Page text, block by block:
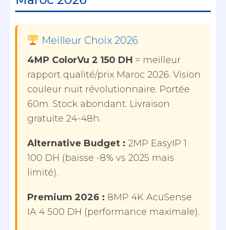
Meilleur Choix 2026
4MP ColorVu 2 150 DH = meilleur
rapport qualité/prix Maroc 2026. Vision
couleur nuit révolutionnaire. Portée
60m. Stock abondant. Livraison
gratuite 24-48h.
Alternative Budget : 2MP EasyIP 1
100 DH (baisse -8% vs 2025 mais
limité).
Premium 2026 : 8MP 4K AcuSense
IA 4 500 DH (performance maximale).